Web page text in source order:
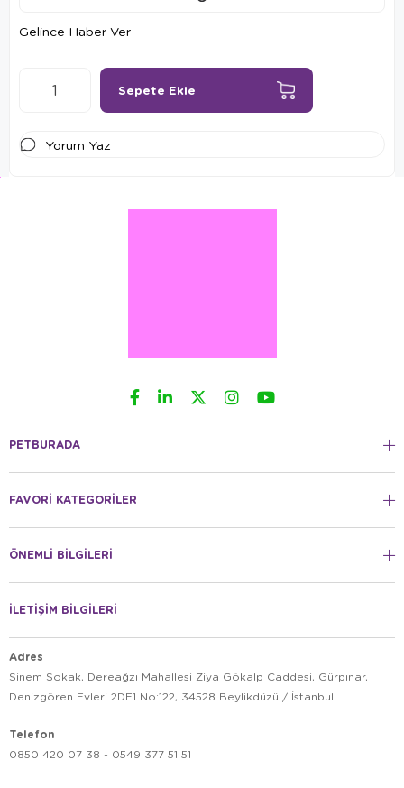
Gelince Haber Ver
Yorum Yaz
PETBURADA
FAVORİ KATEGORİLER
ÖNEMLİ BİLGİLERİ
İLETİŞİM BİLGİLERİ
Adres
Sinem Sokak, Dereağzı Mahallesi Ziya Gökalp Caddesi, Gürpınar,
Denizgören Evleri 2DE1 No:122, 34528 Beylikdüzü / İstanbul
Telefon
0850 420 07 38 - 0549 377 51 51